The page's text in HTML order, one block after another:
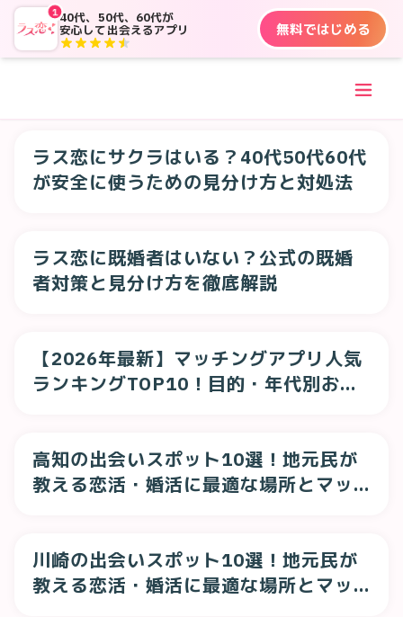
140代、50代、60代が
安心して出会えるアプリ
無料ではじめる
ラス恋にサクラはいる？40代50代60代
が安全に使うための見分け方と対処法
ラス恋に既婚者はいない？公式の既婚
者対策と見分け方を徹底解説
【2026年最新】マッチングアプリ人気
ランキングTOP10！目的・年代別おす
高知の出会いスポット10選！地元民が
教える恋活・婚活に最適な場所とマッ
川崎の出会いスポット10選！地元民が
教える恋活・婚活に最適な場所とマッ